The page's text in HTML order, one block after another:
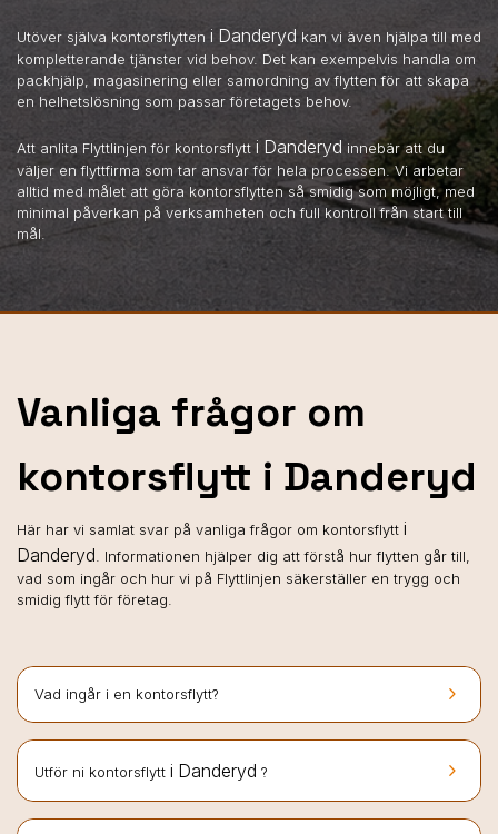
Utöver själva kontorsflytten i Danderyd kan vi även hjälpa till med
kompletterande tjänster vid behov. Det kan exempelvis handla om
packhjälp, magasinering eller samordning av flytten för att skapa
en helhetslösning som passar företagets behov.
Att anlita Flyttlinjen för kontorsflytt i Danderyd innebär att du
väljer en flyttfirma som tar ansvar för hela processen. Vi arbetar
alltid med målet att göra kontorsflytten så smidig som möjligt, med
minimal påverkan på verksamheten och full kontroll från start till
mål.
Vanliga frågor om
kontorsflytt i Danderyd
Här har vi samlat svar på vanliga frågor om kontorsflytt i
Danderyd . Informationen hjälper dig att förstå hur flytten går till,
vad som ingår och hur vi på Flyttlinjen säkerställer en trygg och
smidig flytt för företag.
keyboard_arrow_right
Vad ingår i en kontorsflytt?
keyboard_arrow_right
Utför ni kontorsflytt i Danderyd ?